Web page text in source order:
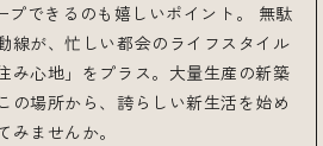
プできるのも嬉しいポイント。 無駄
線が、忙しい都会のライフスタイル
み心地」をプラス。大量生産の新築
の場所から、誇らしい新生活を始め
みませんか。